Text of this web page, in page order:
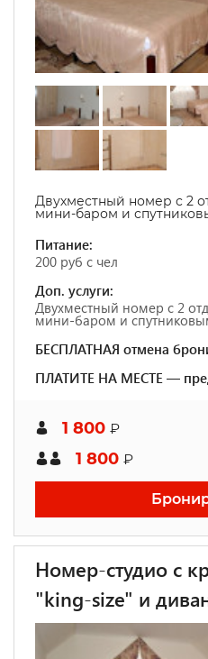
Двухместный номер с 2
мини-баром и
Питание:
200 руб с чел
Доп. услуги:
Двухместный номер с 2
мини-баром и
БЕСПЛАТНАЯ отмена
ПЛАТИТЕ НА МЕСТЕ —
1 800 ₽
1 800 ₽
Номер-студио с
"king-size" и